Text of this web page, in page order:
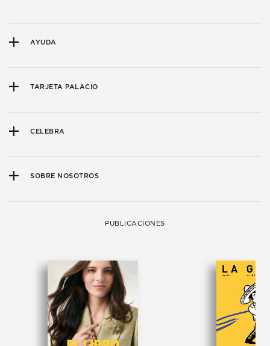
AYUDA
TARJETA PALACIO
CELEBRA
SOBRE NOSOTROS
PUBLICACIONES